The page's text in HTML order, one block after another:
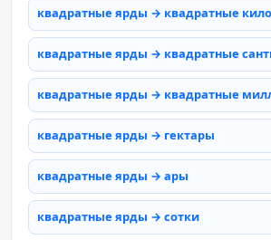
квадратные ярды → квадратные
квадратные ярды → квадратные
квадратные ярды → квадратные
квадратные ярды → гектары
квадратные ярды → ары
квадратные ярды → сотки